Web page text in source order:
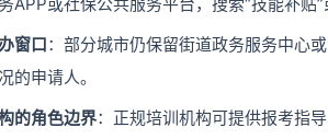
窗口：部分城市仍保留街道政务服务中心
的申请人。
的角色边界：正规培训机构可提供报考指